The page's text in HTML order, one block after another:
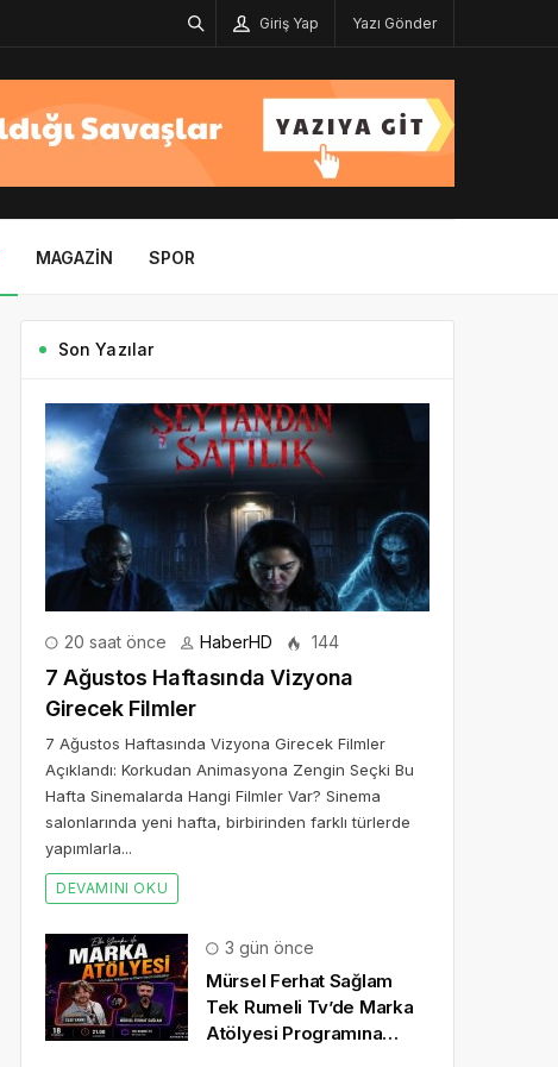
Giriş Yap Yazı Gönder
MAGAZIN SPOR
Son Yazılar
20 saat önce HaberHD 144
7 Ağustos Haftasında Vizyona
Girecek Filmler
7 Ağustos Haftasında Vizyona Girecek Filmler
Açıklandı: Korkudan Animasyona Zengin Seçki Bu
Hafta Sinemalarda Hangi Filmler Var? Sinema
salonlarında yeni hafta, birbirinden farklı türlerde
yapımlarla...
DEVAMINI OKU
3 gün önce
Mürsel Ferhat Sağlam
Tek Rumeli Tv’de Marka
Atölyesi Programına